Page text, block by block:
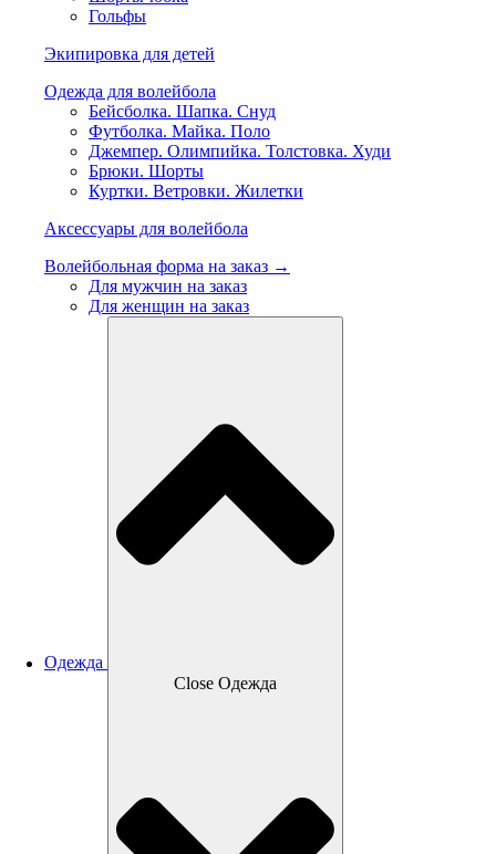
Гольфы
Экипировка для детей
Одежда для волейбола
Бейсболка. Шапка. Снуд
Футболка. Майка. Поло
Джемпер. Олимпийка. Толстовка. Худи
Брюки. Шорты
Куртки. Ветровки. Жилетки
Аксессуары для волейбола
Волейбольная форма на заказ →
Для мужчин на заказ
Для женщин на заказ
Одежда
Close Одежда